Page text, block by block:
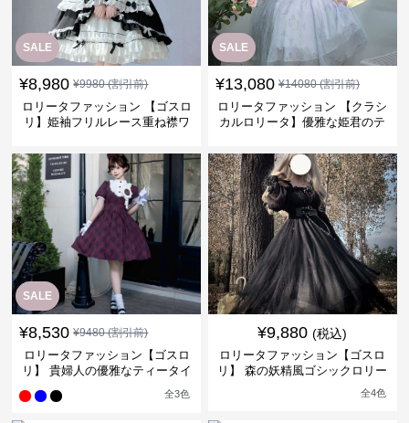
SALE
¥8,980 ¥9980(割引前)
ロリータファッション 【ゴスロ
リ】姫袖フリルレース重ね襟ワ
SALE
¥13,080 ¥14080(割引前)
ロリータファッション 【クラシ
カルロリータ】優雅な姫君のテ
SALE
¥8,530 ¥9480(割引前)
ロリータファッション【ゴスロ
リ】 貴婦人の優雅なティータイ
全3色
¥9,880 (税込)
ロリータファッション【ゴスロ
リ】 森の妖精風ゴシックロリー
全4色